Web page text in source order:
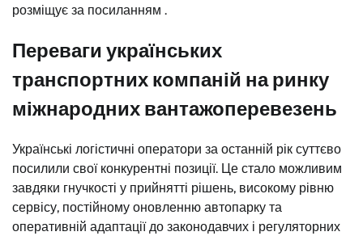
розміщує за посиланням .
Переваги українських
транспортних компаній на ринку
міжнародних вантажоперевезень
Українські логістичні оператори за останній рік суттєво
посилили свої конкурентні позиції. Це стало можливим
завдяки гнучкості у прийнятті рішень, високому рівню
сервісу, постійному оновленню автопарку та
оперативній адаптації до законодавчих і регуляторних